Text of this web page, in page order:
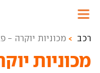
רכב מכוניות יוקרה -
מכוניות